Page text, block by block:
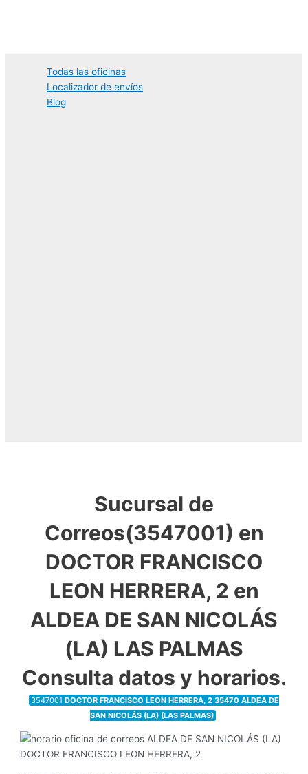
Todas las oficinas
Localizador de envíos
Blog
Sucursal de
Correos(3547001) en
DOCTOR FRANCISCO
LEON HERRERA, 2 en
ALDEA DE SAN NICOLÁS
(LA) LAS PALMAS
Consulta datos y horarios.
3547001DOCTOR FRANCISCO LEON HERRERA, 2 35470 ALDEA DE
SAN NICOLÁS (LA) (LAS PALMAS)